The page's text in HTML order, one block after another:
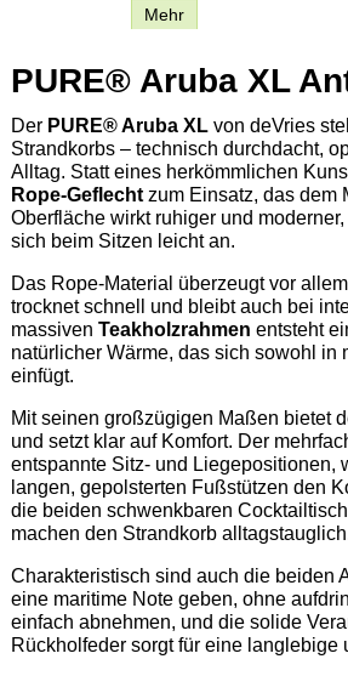
Mehr
PURE® Aruba XL
Der PURE® Aruba XL von deVries
Strandkorbs – technisch durchdacht,
Alltag. Statt eines herkömmlichen
Rope-Geflecht zum Einsatz, das dem
Oberfläche wirkt ruhiger und
sich beim Sitzen leicht an.
Das Rope-Material überzeugt vor
trocknet schnell und bleibt auch bei
massiven Teakholzrahmen entsteht
natürlicher Wärme, das sich sowohl
einfügt.
Mit seinen großzügigen Maßen bietet
und setzt klar auf Komfort. Der
entspannte Sitz- und Liegepositionen,
langen, gepolsterten Fußstützen den
die beiden schwenkbaren
machen den Strandkorb
Charakteristisch sind auch die beiden
eine maritime Note geben, ohne
einfach abnehmen, und die solide
Rückholfeder sorgt für eine langlebige